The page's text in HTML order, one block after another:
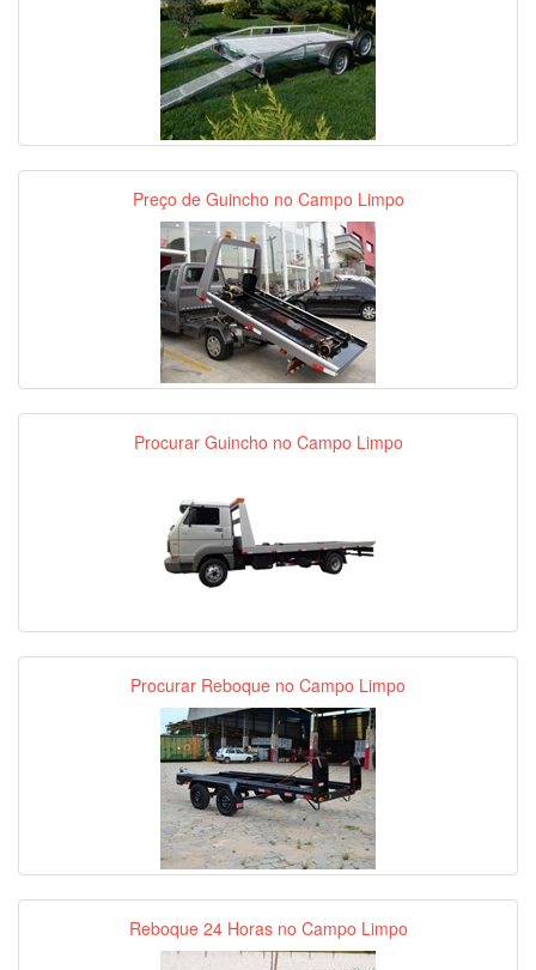
Preço de Guincho no Campo Limpo
Procurar Guincho no Campo Limpo
Procurar Reboque no Campo Limpo
Reboque 24 Horas no Campo Limpo